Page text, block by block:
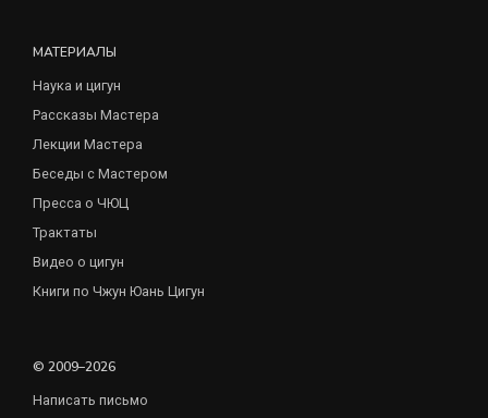
МАТЕРИАЛЫ
Наука и цигун
Рассказы Мастера
Лекции Мастера
Беседы с Мастером
Пресса о ЧЮЦ
Трактаты
Видео о цигун
Книги по Чжун Юань Цигун
© 2009–2026
Написать письмо